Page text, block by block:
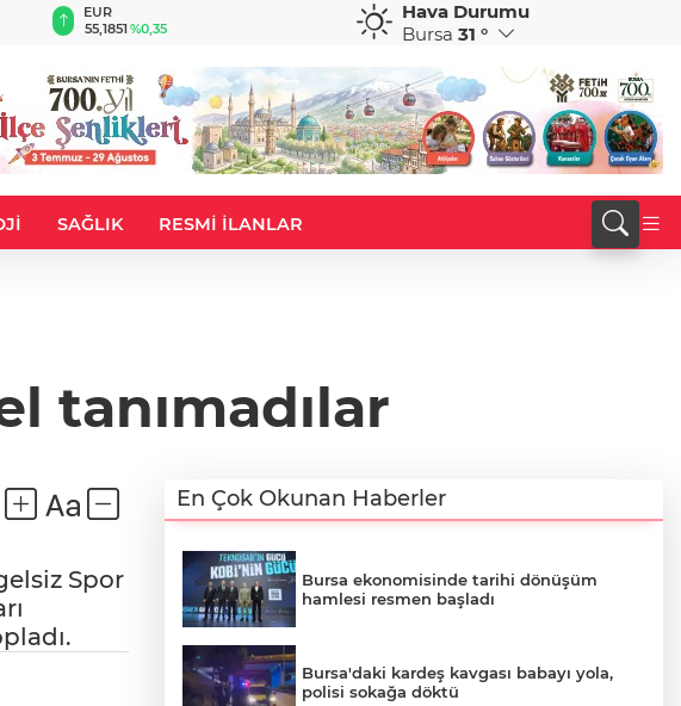
EUR
55,1851%0,35 %0,42
CHF
59,0607
Hava Durumu
Bursa 31 °
SAĞLIK RESMİ İLANLAR
tanımadılar
Spor
En Çok Okunan Haberler
Bursa ekonomisinde tarihi dönüşüm
hamlesi resmen başladı
Bursa'daki kardeş kavgası babayı yola,
polisi sokağa döktü